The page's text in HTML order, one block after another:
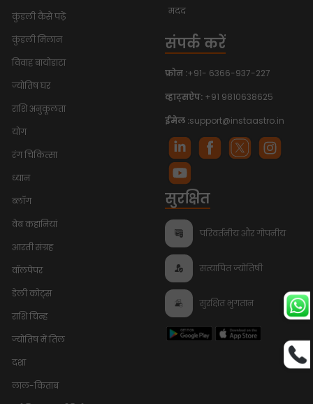
कुंडली कैसे पढ़ें
कुंडली मिलान
विवाह बायोडाटा
ज्योतिष घर
राशि अनुकूलता
योग
रंग चिकित्सा
ध्यान
ब्लॉग
वेब कहानियां
आरती संग्रह
वॉलपेपर
डेली कोट्स
राशि चिन्ह
ज्योतिष में तिल
दशा
लाल-किताब
मदद
संपर्क करें
फ़ोन :+91- 6366-937-227
व्हाट्सऐप: +91 9810638625
ईमेल :support@instaastro.in
सुरक्षित
परिवर्तनीय और गोपनीय
सत्यापित ज्योतिषी
सुरक्षित भुगतान